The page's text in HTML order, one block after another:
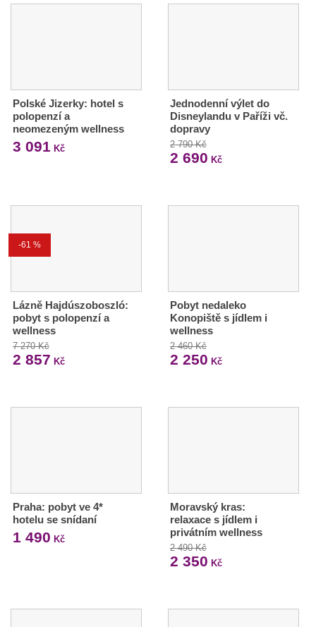
Polské Jizerky: hotel s
polopenzí a
neomezeným wellness
3 091 Kč
Jednodenní výlet do
Disneylandu v Paříži vč.
dopravy
2 790 Kč
2 690 Kč
-61 %
Lázně Hajdúszoboszló:
pobyt s polopenzí a
wellness
7 270 Kč
2 857 Kč
Pobyt nedaleko
Konopiště s jídlem i
wellness
2 460 Kč
2 250 Kč
Praha: pobyt ve 4*
hotelu se snídaní
1 490 Kč
Moravský kras:
relaxace s jídlem i
privátním wellness
2 490 Kč
2 350 Kč